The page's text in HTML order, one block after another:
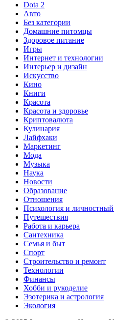
Dota 2
Авто
Без категории
Домашние питомцы
Здоровое питание
Игры
Интернет и технологии
Интерьер и дизайн
Искусство
Кино
Книги
Красота
Красота и здоровье
Криптовалюта
Кулинария
Лайфхаки
Маркетинг
Мода
Музыка
Наука
Новости
Образование
Отношения
Психология и личностный
Путешествия
Работа и карьера
Сантехника
Семья и быт
Спорт
Строительство и ремонт
Технологии
Финансы
Хобби и рукоделие
Эзотерика и астрология
Экология